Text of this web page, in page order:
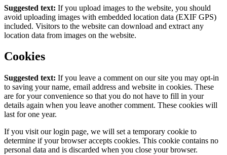
Suggested text: If you upload images to the website, you should
avoid uploading images with embedded location data (EXIF GPS)
included. Visitors to the website can download and extract any
location data from images on the website.
Cookies
Suggested text: If you leave a comment on our site you may opt-in
to saving your name, email address and website in cookies. These
are for your convenience so that you do not have to fill in your
details again when you leave another comment. These cookies will
last for one year.
If you visit our login page, we will set a temporary cookie to
determine if your browser accepts cookies. This cookie contains no
personal data and is discarded when you close your browser.